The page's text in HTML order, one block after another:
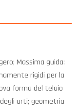
Massima guida:
rigidi per la
forma del telaio
urti; geometria